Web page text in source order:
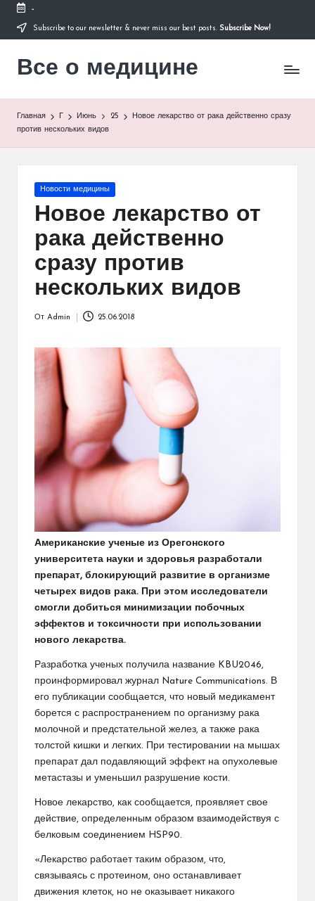
Перейти
содержимому
-
Subscribe to our newsletter & never miss our best posts. Subscribe Now!
Все о медицине
Лечитесь
Главная Г Июнь 25
Новое лекарство от рака действенно сразу
против нескольких видов
Опубликовано
Новости медицины
Новое лекарство от
рака действенно
сразу против
нескольких видов
От Admin 25.06.2018
Американские ученые из Орегонского
университета науки и здоровья разработали
препарат, блокирующий развитие в организме
четырех видов рака. При этом исследователи
смогли добиться минимизации побочных
эффектов и токсичности при использовании
нового лекарства.
Разработка ученых получила название KBU2046,
проинформировал журнал Nature Communications. В
его публикации сообщается, что новый медикамент
борется с распространением по организму рака
молочной и предстательной желез, а также рака
толстой кишки и легких. При тестировании на мышах
препарат дал подавляющий эффект на опухолевые
метастазы и уменьшил разрушение кости.
Новое лекарство, как сообщается, проявляет свое
действие, определенным образом взаимодействуя с
белковым соединением HSP90.
«Лекарство работает таким образом, что,
связываясь с протеином, оно останавливает
движения клеток, но не оказывает никакого